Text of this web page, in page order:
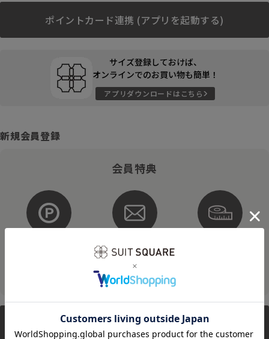
ポイントカード連携 (アプリを起動する)
サイズ登録しておけば、
オンラインでのお買い物も簡単！
アプリダウンロードはこちら
新規会員登録
会員特典
メルマガ配信
そのほかにもさまざまなキャンペーンを予定しています。
新規会員登録